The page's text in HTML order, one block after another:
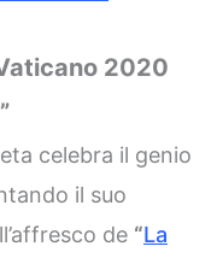
2020
celebra il genio
il suo
de “La